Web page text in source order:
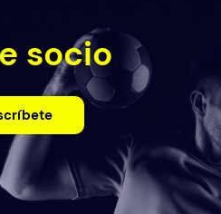
socio